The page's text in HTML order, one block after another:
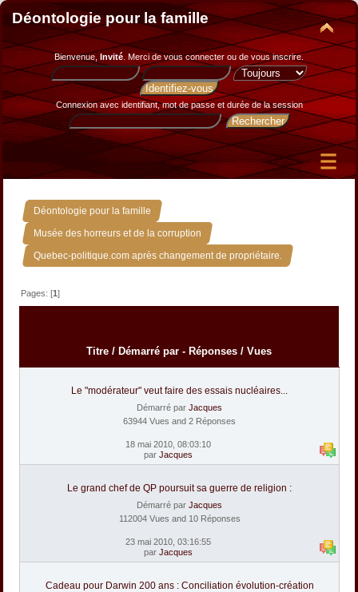
Déontologie pour la famille
Bienvenue, Invité. Merci devous connecter ou de vous inscrire.
Connexion avec identifiant, mot de passe et durée de la session
Déontologie pour la famille »
Musée des horreurs et de la corruption »
Quebec-politique.com après changement de propriétaire.
Pages: [1]
Titre / Démarré par - Réponses / Vues
Le "modérateur" veut faire des essais nucléaires...
Démarré par Jacques
63944 Vues and 2 Réponses
18 mai 2010, 08:03:10
par Jacques
Le grand chef de QP poursuit sa guerre de religion :
Démarré par Jacques
112004 Vues and 10 Réponses
23 mai 2010, 03:16:55
par Jacques
Cadeau pour Darwin 200 ans : Conciliation évolution-création